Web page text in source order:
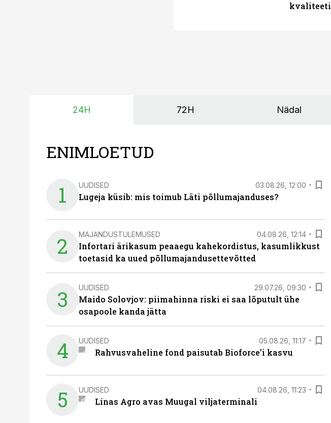
kvaliteeti
24H 72H Nädal
ENIMLOETUD
1 UUDISED 03.08.26, 12:00
Lugeja küsib: mis toimub Läti põllumajanduses?
2 MAJANDUSTULEMUSED 04.08.26, 12:14
Infortari ärikasum peaaegu kahekordistus, kasumlikkust
toetasid ka uued põllumajandusettevõtted
3 UUDISED 29.07.26, 09:30
Maido Solovjov: piimahinna riski ei saa lõputult ühe
osapoole kanda jätta
4 UUDISED 05.08.26, 11:17
Rahvusvaheline fond paisutab Bioforce’i kasvu
5 UUDISED 04.08.26, 11:23
Linas Agro avas Muugal viljaterminali